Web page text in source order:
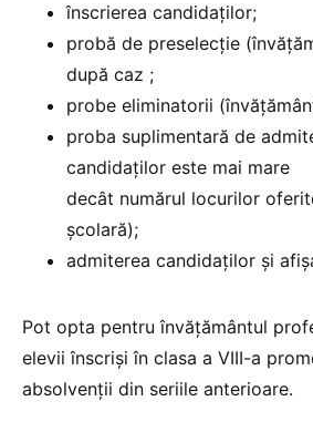
înscrierea candidaţilor;
probă de preselecţie
după caz ;
probe eliminatorii
proba suplimentară de
candidaţilor este mai mare
decât numărul locurilor
şcolară);
admiterea candidaţilor şi
Pot opta pentru învăţământul
elevii înscrişi în clasa a VIII-a
absolvenţii din seriile anterioare.